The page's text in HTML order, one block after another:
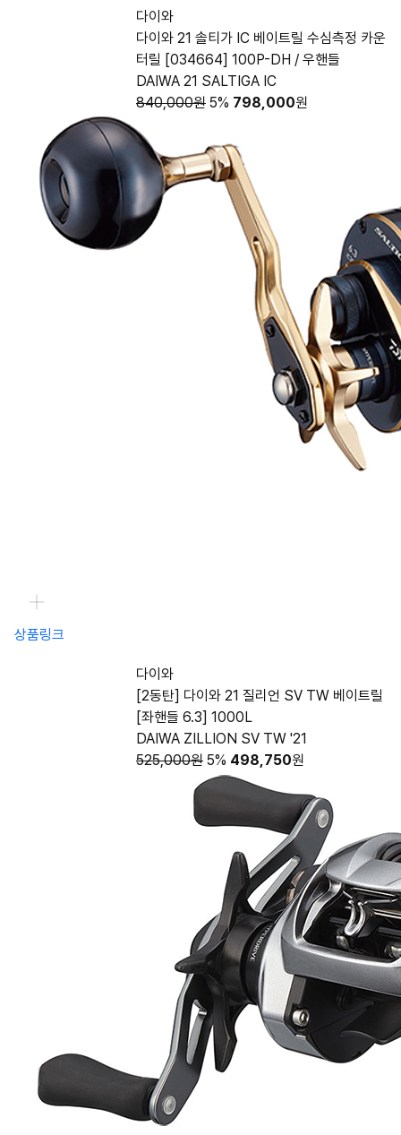
다이와
다이와 21 솔티가 IC 베이트릴 수심측정 카운
터릴 [034664] 100P-DH / 우핸들
DAIWA 21 SALTIGA IC
840,000원 5% 798,000원
상품링크
다이와
[2동탄] 다이와 21 질리언 SV TW 베이트릴
[좌핸들 6.3] 1000L
DAIWA ZILLION SV TW '21
525,000원 5% 498,750원